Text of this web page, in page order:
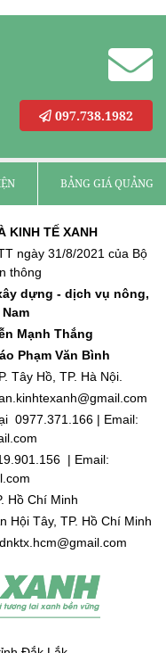
097.738.1982
BẢNG GIÁ QUẢNG
KINH TẾ XANH
ngày 31/8/2021 của Bộ
thông
dựng - dịch vụ nông,
Mạnh Thắng
Phạm Văn Bình
Tây Hồ, TP. Hà Nội.
0977.371.166 | Email:
| Email:
Hồ Chí Minh
Hội Tây, TP. Hồ Chí Minh